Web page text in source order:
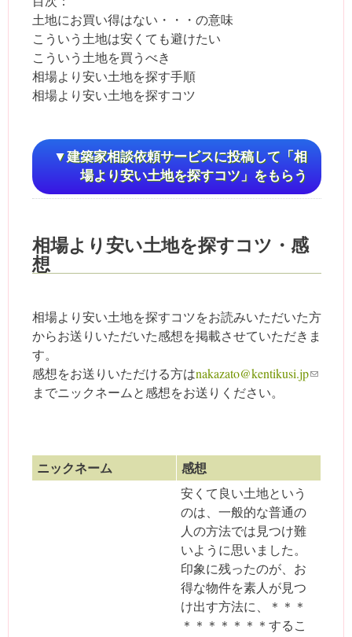
土地にお買い得はない・・・の意味
こういう土地は安くても避けたい
こういう土地を買うべき
相場より安い土地を探す手順
相場より安い土地を探すコツ
▼建築家相談依頼サービスに投稿して「相
場より安い土地を探すコツ」をもらう
相場より安い土地を探すコツ・感
想
相場より安い土地を探すコツをお読みいただいた方
からお送りいただいた感想を掲載させていただきま
す。
感想をお送りいただける方はnakazato@kentikusi.jp(link s
までニックネームと感想をお送りください。
ニックネーム 感想
安くて良い土地という
のは、一般的な普通の
人の方法では見つけ難
いように思いました。
印象に残ったのが、お
得な物件を素人が見つ
け出す方法に、＊＊＊
＊＊＊＊＊＊＊するこ